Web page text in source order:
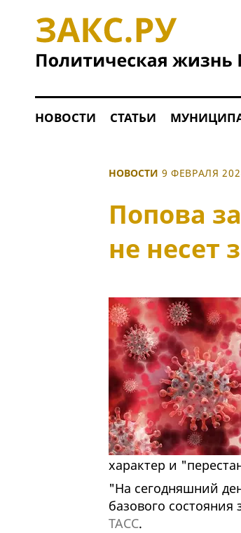
НОВОСТИ СТАТЬИ
НОВОСТИ 9 ФЕВРАЛЯ
Попова
не несет
характер и
"На сегодняшний
базового
ТАСС.